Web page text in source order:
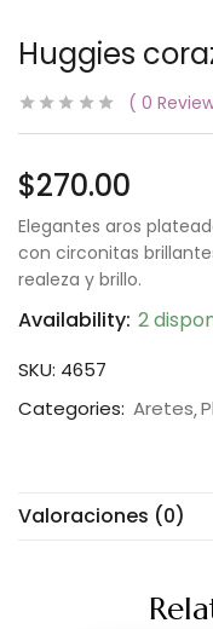
Huggies
0
$270.00
Elegantes aros
con circonitas
realeza y brillo.
Availability: 2
SKU: 4657
Categories: Aretes
Valoraciones (0)